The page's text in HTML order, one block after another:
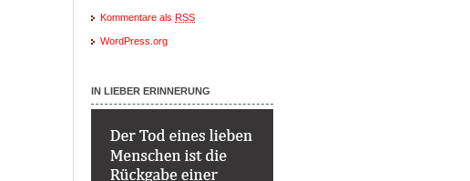
Kommentare als RSS
WordPress.org
IN LIEBER ERINNERUNG